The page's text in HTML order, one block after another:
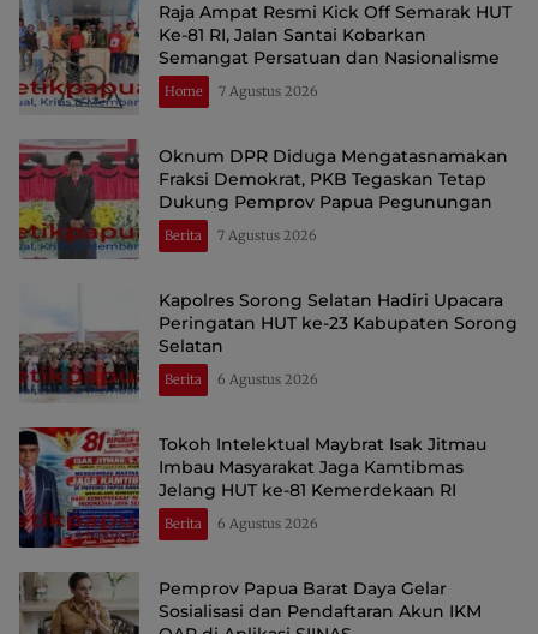
Raja Ampat Resmi Kick Off Semarak HUT
Ke-81 RI, Jalan Santai Kobarkan
Semangat Persatuan dan Nasionalisme
Home 7 Agustus 2026
Oknum DPR Diduga Mengatasnamakan
Fraksi Demokrat, PKB Tegaskan Tetap
Dukung Pemprov Papua Pegunungan
Berita 7 Agustus 2026
Kapolres Sorong Selatan Hadiri Upacara
Peringatan HUT ke-23 Kabupaten Sorong
Selatan
Berita 6 Agustus 2026
Tokoh Intelektual Maybrat Isak Jitmau
Imbau Masyarakat Jaga Kamtibmas
Jelang HUT ke-81 Kemerdekaan RI
Berita 6 Agustus 2026
Pemprov Papua Barat Daya Gelar
Sosialisasi dan Pendaftaran Akun IKM